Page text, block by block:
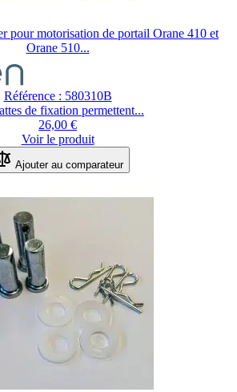
pour motorisation de portail Orane 410 et
Orane 510...
Référence : 580310B
de fixation permettent...
26,00 €
Voir le produit
Ajouter au comparateur